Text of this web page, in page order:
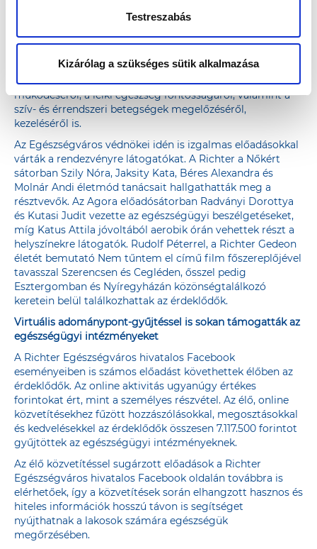
Testreszabás
Kizárólag a szükséges sütik alkalmazása
egészségügyi intézmények szakemberei sokszínű
előadásokkal is várták a helyszínre látogatókat. Olyan
témákat boncolgattak, melyek hasznos információval
preventív szemlélet kialakításához. Szó volt többek között
a csontritkulás megelőzéséről és kezeléséről, a memória
működéséről, a lelki egészség fontosságáról, valamint a
szív- és érrendszeri betegségek megelőzéséről,
kezeléséről is.
Az Egészségváros védnökei idén is izgalmas előadásokkal
várták a rendezvényre látogatókat. A Richter a Nőkért
sátorban Szily Nóra, Jaksity Kata, Béres Alexandra és
Molnár Andi életmód tanácsait hallgathatták meg a
résztvevők. Az Agora előadósátorban Radványi Dorottya
és Kutasi Judit vezette az egészségügyi beszélgetéseket,
míg Katus Attila jóvoltából aerobik órán vehettek részt a
helyszínekre látogatók. Rudolf Péterrel, a Richter Gedeon
életét bemutató Nem tűntem el című film főszereplőjével
tavasszal Szerencsen és Cegléden, ősszel pedig
Esztergomban és Nyíregyházán közönségtalálkozó
keretein belül találkozhattak az érdeklődők.
Virtuális adománypont-gyűjtéssel is sokan támogatták az
egészségügyi intézményeket
A Richter Egészségváros hivatalos Facebook
eseményeiben is számos előadást követhettek élőben az
érdeklődők. Az online aktivitás ugyanúgy értékes
forintokat ért, mint a személyes részvétel. Az élő, online
közvetítésekhez fűzött hozzászólásokkal, megosztásokkal
és kedvelésekkel az érdeklődők összesen 7.117.500 forintot
gyűjtöttek az egészségügyi intézményeknek.
Az élő közvetítéssel sugárzott előadások a Richter
Egészségváros hivatalos Facebook oldalán továbbra is
elérhetőek, így a közvetítések során elhangzott hasznos és
hiteles információk hosszú távon is segítséget
nyújthatnak a lakosok számára egészségük
megőrzésében.